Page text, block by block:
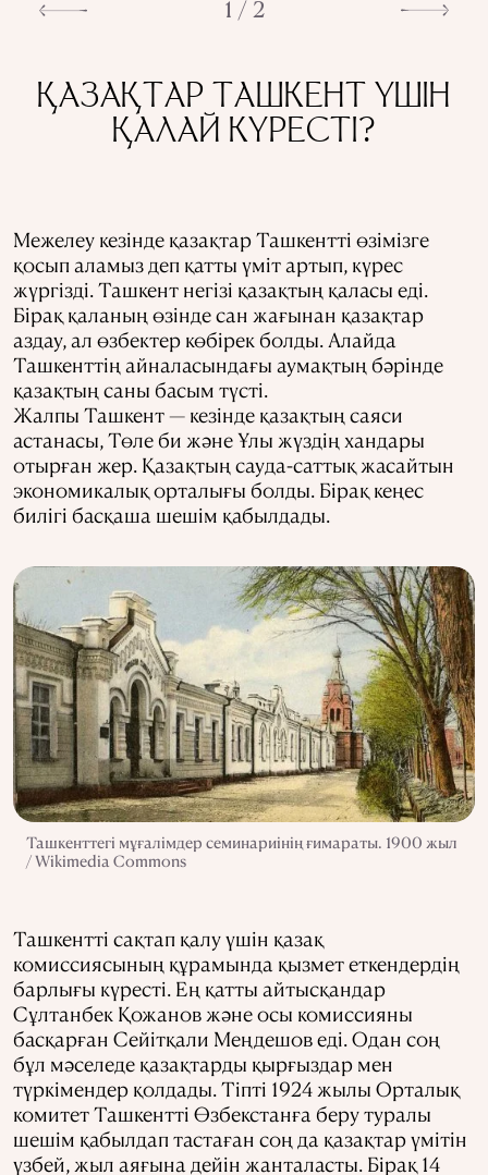
1 / 2
ҚАЗАҚТАР ТАШКЕНТ ҮШІН
ҚАЛАЙ КҮРЕСТІ?
Межелеу кезінде қазақтар Ташкентті өзімізге
қосып аламыз деп қатты үміт артып, күрес
жүргізді. Ташкент негізі қазақтың қаласы еді.
Бірақ қаланың өзінде сан жағынан қазақтар
аздау, ал өзбектер көбірек болды. Алайда
Ташкенттің айналасындағы аумақтың бәрінде
қазақтың саны басым түсті.
Жалпы Ташкент — кезінде қазақтың саяси
астанасы, Төле би және Ұлы жүздің хандары
отырған жер. Қазақтың сауда-саттық жасайтын
экономикалық орталығы болды. Бірақ кеңес
билігі басқаша шешім қабылдады.
Ташкенттегі мұғалімдер семинариінің ғимараты. 1900 жыл
/ Wikimedia Commons
Ташкентті сақтап қалу үшін қазақ
комиссиясының құрамында қызмет еткендердің
барлығы күресті. Ең қатты айтысқандар
Сұлтанбек Қожанов және осы комиссияны
басқарған Сейітқали Меңдешов еді. Одан соң
бұл мәселеде қазақтарды қырғыздар мен
түркімендер қолдады. Тіпті 1924 жылы Орталық
комитет Ташкентті Өзбекстанға беру туралы
шешім қабылдап тастаған соң да қазақтар үмітін
үзбей, жыл аяғына дейін жанталасты. Бірақ 14